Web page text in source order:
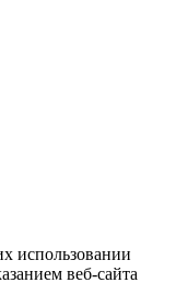
использовании
веб-сайта